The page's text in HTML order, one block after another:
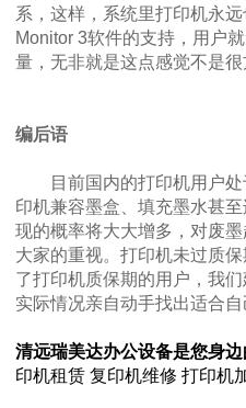
系，这样，系统里打印机永
Monitor 3软件的支持，用户
量，无非就是这点感觉不是
编后语
目前国内的打印机用户处
印机兼容墨盒、填充墨水甚
现的概率将大大增多，对废
大家的重视。打印机未过质
了打印机质保期的用户，我
实际情况亲自动手找出适合
清远瑞美达办公设备是您身
印机租赁 复印机维修 打印机